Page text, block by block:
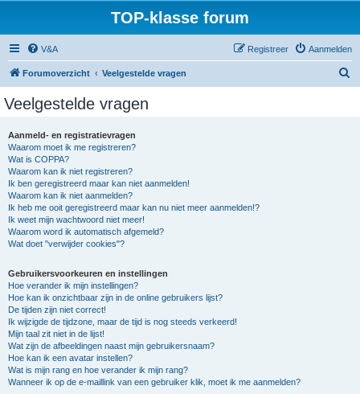
TOP-klasse forum
V&A Aanmelden
Registreer
Forumoverzicht Veelgestelde vragen
Veelgestelde vragen
Aanmeld- en registratievragen
Waarom moet ik me registreren?
Wat is COPPA?
Waarom kan ik niet registreren?
Ik ben geregistreerd maar kan niet aanmelden!
Waarom kan ik niet aanmelden?
Ik heb me ooit geregistreerd maar kan nu niet meer aanmelden!?
Ik weet mijn wachtwoord niet meer!
Waarom word ik automatisch afgemeld?
Wat doet "verwijder cookies"?
Gebruikersvoorkeuren en instellingen
Hoe verander ik mijn instellingen?
Hoe kan ik onzichtbaar zijn in de online gebruikers lijst?
De tijden zijn niet correct!
Ik wijzigde de tijdzone, maar de tijd is nog steeds verkeerd!
Mijn taal zit niet in de lijst!
Wat zijn de afbeeldingen naast mijn gebruikersnaam?
Hoe kan ik een avatar instellen?
Wat is mijn rang en hoe verander ik mijn rang?
Wanneer ik op de e-maillink van een gebruiker klik, moet ik me aanmelden?